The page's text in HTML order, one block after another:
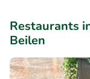
Restaurants
Beilen